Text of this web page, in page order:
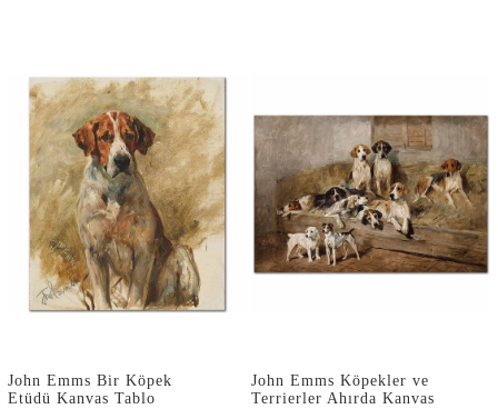
John Emms Bir Köpek
Etüdü Kanvas Tablo
John Emms Köpekler ve
Terrierler Ahırda Kanvas